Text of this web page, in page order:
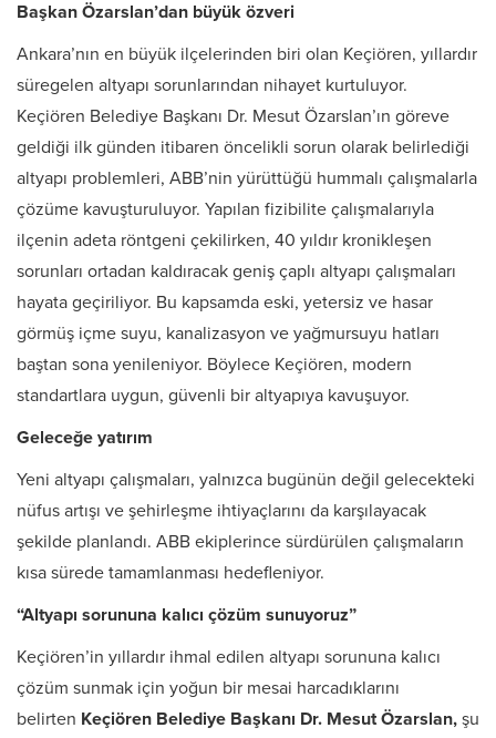
Başkan Özarslan’dan büyük özveri
Ankara’nın en büyük ilçelerinden biri olan Keçiören, yıllardır
süregelen altyapı sorunlarından nihayet kurtuluyor.
Keçiören Belediye Başkanı Dr. Mesut Özarslan’ın göreve
geldiği ilk günden itibaren öncelikli sorun olarak belirlediği
altyapı problemleri, ABB’nin yürüttüğü hummalı çalışmalarla
çözüme kavuşturuluyor. Yapılan fizibilite çalışmalarıyla
ilçenin adeta röntgeni çekilirken, 40 yıldır kronikleşen
sorunları ortadan kaldıracak geniş çaplı altyapı çalışmaları
hayata geçiriliyor. Bu kapsamda eski, yetersiz ve hasar
görmüş içme suyu, kanalizasyon ve yağmursuyu hatları
baştan sona yenileniyor. Böylece Keçiören, modern
standartlara uygun, güvenli bir altyapıya kavuşuyor.
Geleceğe yatırım
Yeni altyapı çalışmaları, yalnızca bugünün değil gelecekteki
nüfus artışı ve şehirleşme ihtiyaçlarını da karşılayacak
şekilde planlandı. ABB ekiplerince sürdürülen çalışmaların
kısa sürede tamamlanması hedefleniyor.
“Altyapı sorununa kalıcı çözüm sunuyoruz”
Keçiören’in yıllardır ihmal edilen altyapı sorununa kalıcı
çözüm sunmak için yoğun bir mesai harcadıklarını
belirten Keçiören Belediye Başkanı Dr. Mesut Özarslan, şu